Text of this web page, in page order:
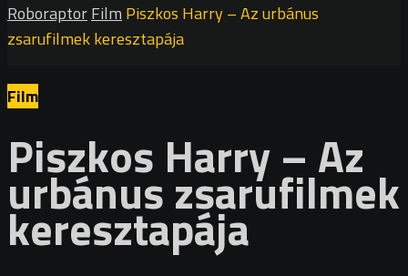
RoboraptorFilm Piszkos Harry – Az urbánus
zsarufilmek keresztapája
Film
Piszkos Harry – Az
urbánus zsarufilmek
keresztapája